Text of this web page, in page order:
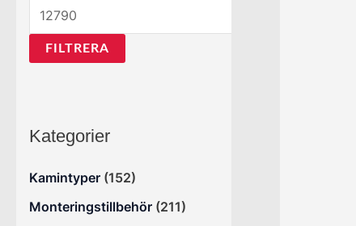
FILTRERA
Kategorier
Kamintyper (152)
Monteringstillbehör (211)